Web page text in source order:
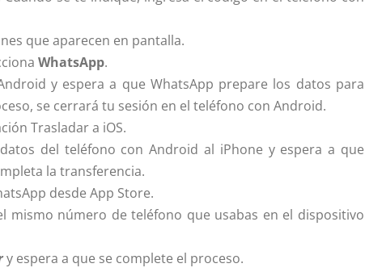
que aparecen en pantalla.
WhatsApp.
y espera a que WhatsApp prepare los datos para
se cerrará tu sesión en el teléfono con Android.
Trasladar a iOS.
del teléfono con Android al iPhone y espera a que
la transferencia.
desde App Store.
mismo número de teléfono que usabas en el dispositivo
y espera a que se complete el proceso.